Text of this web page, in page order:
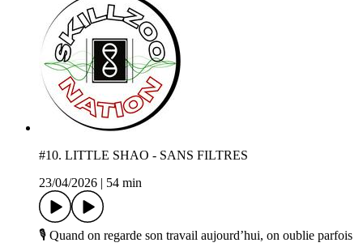
#10. LITTLE SHAO - SANS FILTRES
23/04/2026
54 min
🎙️ Quand on regarde son travail aujourd’hui, on oublie parfois